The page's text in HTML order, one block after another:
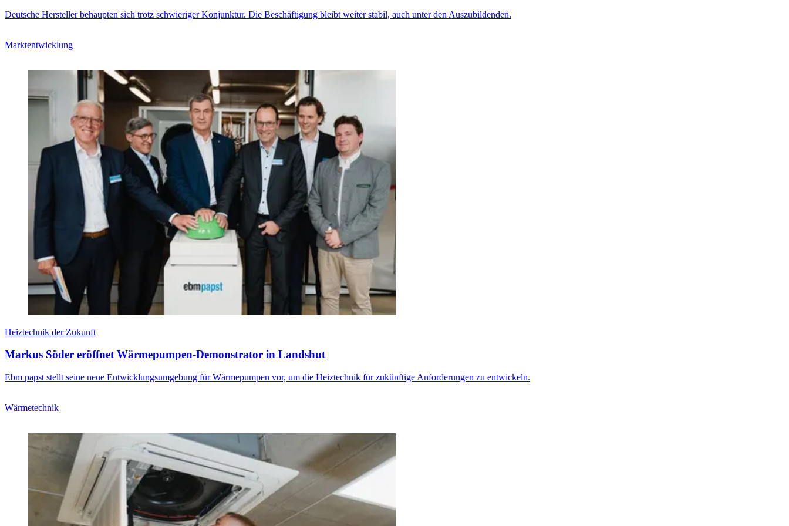
Deutsche Hersteller behaupten sich trotz schwieriger Konjunktur. Die Beschäftigung bleibt weiter stabil, auch unter den Auszubildenden.
Marktentwicklung
Heiztechnik der Zukunft
Markus Söder eröffnet Wärmepumpen-Demonstrator in Landshut
Ebm papst stellt seine neue Entwicklungsumgebung für Wärmepumpen vor, um die Heiztechnik für zukünftige Anforderungen zu entwickeln.
Wärmetechnik